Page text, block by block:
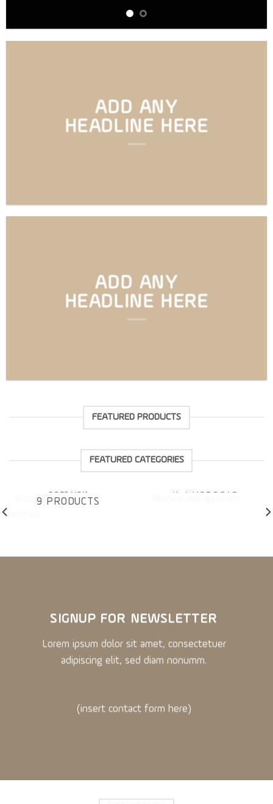
ADD ANY
HEADLINE HERE
ADD ANY
HEADLINE HERE
FEATURED PRODUCTS
FEATURED CATEGORIES
SOLUTION
9 PRODUCTS
17 PRODUCTS
SIGNUP FOR NEWSLETTER
Lorem ipsum dolor sit amet, consectetuer
adipiscing elit, sed diam nonumm.
(insert contact form here)